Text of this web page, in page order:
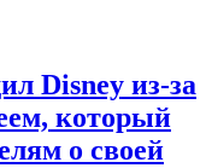
Disney из-за
который
о своей